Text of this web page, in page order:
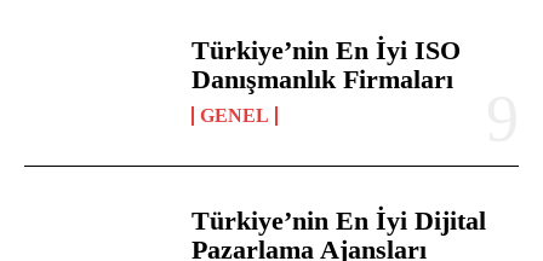
Türkiye’nin En İyi ISO
Danışmanlık Firmaları
GENEL
Türkiye’nin En İyi Dijital
Pazarlama Ajansları